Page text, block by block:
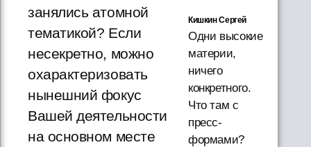
занялись атомной
тематикой? Если
несекретно, можно
охарактеризовать
нынешний фокус
Вашей деятельности
на основном месте
Кишкин Сергей
Одни высокие
материи,
ничего
конкретного.
Что там с
пресс-
формами?